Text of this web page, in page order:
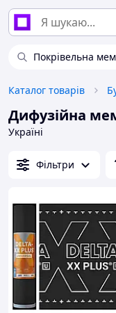
Покрівельна
Каталог товарів
Дифузійна
Україні
Фільтри